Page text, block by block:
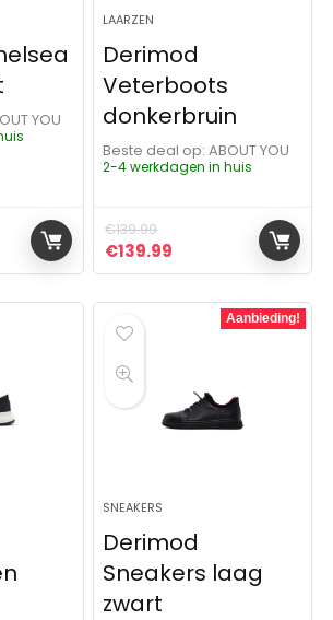
YOU
prijs was: €169.99.
prijs is: €135.99.
LAARZEN
Derimod
Veterboots
donkerbruin
Beste deal op:
ABOUT YOU
2-4 werkdagen in huis
€139.99
Oorspronkelijke prijs was:
€139.99 Huidige prijs is:
Aanbieding!
SNEAKERS
Derimod
Sneakers laag
zwart